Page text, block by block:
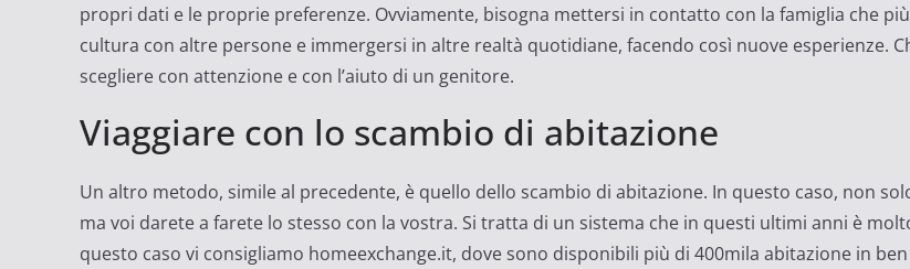
propri dati e le proprie preferenze. Ovviamente, bisogna mettersi in contatto con la famiglia che
cultura con altre persone e immergersi in altre realtà quotidiane, facendo così nuove esperienze.
scegliere con attenzione e con l’aiuto di un genitore.
Viaggiare con lo scambio di abitazione
Un altro metodo, simile al precedente, è quello dello scambio di abitazione. In questo caso, non
ma voi darete a farete lo stesso con la vostra. Si tratta di un sistema che in questi ultimi anni è
questo caso vi consigliamo homeexchange.it, dove sono disponibili più di 400mila abitazione in ben